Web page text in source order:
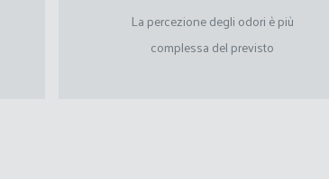
La percezione degli odori è più
complessa del previsto